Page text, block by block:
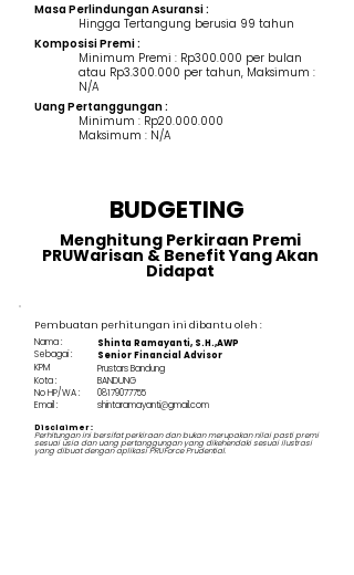
Masa Perlindungan Asuransi :
Hingga Tertangung berusia 99 tahun
Komposisi Premi :
Minimum Premi : Rp300.000 per bulan
atau Rp3.300.000 per tahun, Maksimum :
N/A
Uang Pertanggungan :
Minimum : Rp20.000.000
Maksimum : N/A
BUDGETING
Menghitung Perkiraan Premi
PRUWarisan & Benefit Yang Akan
Didapat
Pembuatan perhitungan ini dibantu oleh :
Nama :
Shinta Ramayanti, S.H.,AWP
Sebagai :
Senior Financial Advisor
KPM
Prustars Bandung
BANDUNG
Kota :
08179077755
No HP/WA :
Email :
shintaramayanti@gmail.com
Disclaimer :
Perhitungan ini bersifat perkiraan dan bukan merupakan nilai pasti premi
sesuai usia dan uang pertanggungan yang dikehendaki sesuai ilustrasi
yang dibuat dengan aplikasi PRUForce Prudential.